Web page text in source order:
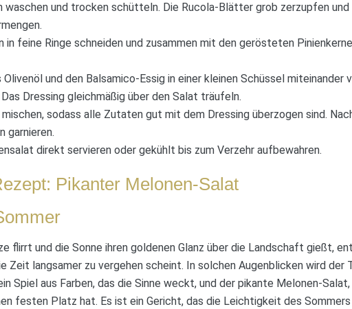
waschen und trocken schütteln. Die Rucola-Blätter grob zerzupfen
in feine Ringe schneiden und zusammen mit den gerösteten
Olivenöl und den Balsamico-Essig in einer kleinen Schüssel miteinander
Dressing gleichmäßig über den Salat träufeln.
sodass alle Zutaten gut mit dem Dressing überzogen sind.
garnieren.
direkt servieren oder gekühlt bis zum Verzehr aufbewahren.
Pikanter Melonen-Salat
flirrt und die Sonne ihren goldenen Glanz über die Landschaft gießt,
Zeit langsamer zu vergehen scheint. In solchen Augenblicken wird der
Spiel aus Farben, das die Sinne weckt, und der pikante Melonen-
festen Platz hat. Es ist ein Gericht, das die Leichtigkeit des